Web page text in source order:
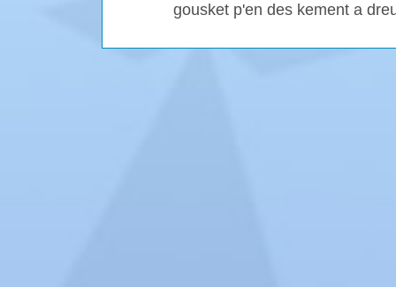
gousket p'en des kement a